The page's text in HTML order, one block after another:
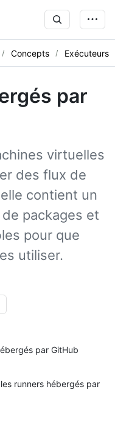
Concepts Exécuteurs
par
virtuelles
des flux de
contient un
packages et
pour que
utiliser.
par GitHub
runners hébergés par